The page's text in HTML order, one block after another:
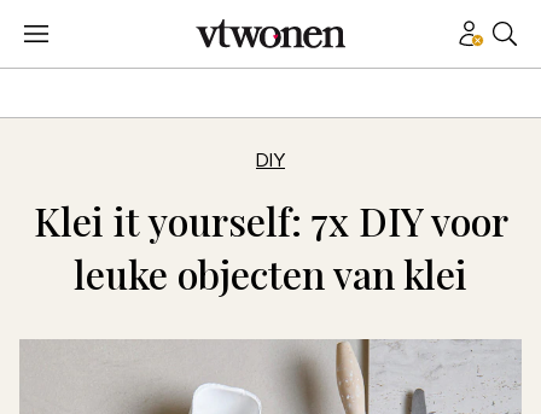
DIY
Klei it yourself: 7x DIY voor
leuke objecten van klei